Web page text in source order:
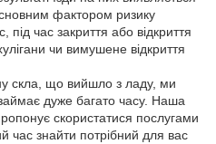
фактором ризику
час закриття або відкриття
чи вимушене відкриття
скла, що вийшло з ладу, ми
дуже багато часу. Наша
скористатися послугами
час знайти потрібний для вас